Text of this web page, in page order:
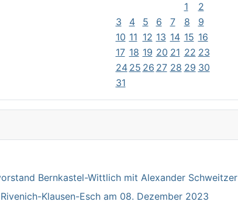
1
2
3
4 5 6 7 8
9
10 11 12 13 14 15 16
17 18 19 20 21 22 23
24 25 26 27 28 29 30
31
Bernkastel-Wittlich mit Alexander Schweitzer
Klausen-Esch am 08. Dezember 2023